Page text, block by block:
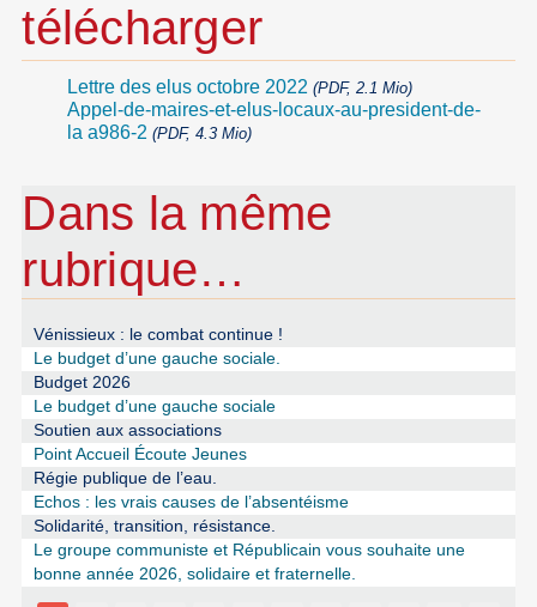
télécharger
Lettre des elus octobre 2022 (PDF, 2.1 Mio)
Appel-de-maires-et-elus-locaux-au-president-de-
la a986-2 (PDF, 4.3 Mio)
Dans la même
rubrique…
Vénissieux : le combat continue !
Le budget d’une gauche sociale.
Budget 2026
Le budget d’une gauche sociale
Soutien aux associations
Point Accueil Écoute Jeunes
Régie publique de l’eau.
Echos : les vrais causes de l’absentéisme
Solidarité, transition, résistance.
Le groupe communiste et Républicain vous souhaite une
bonne année 2026, solidaire et fraternelle.